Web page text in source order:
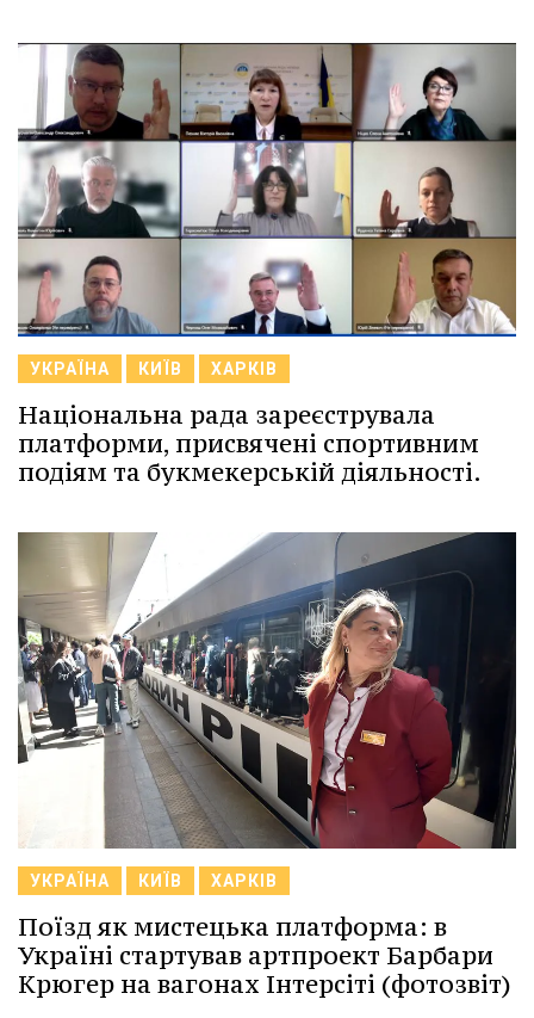
УКРАЇНА КИЇВ ХАРКІВ
Національна рада зареєструвала
платформи, присвячені спортивним
подіям та букмекерській діяльності.
УКРАЇНА КИЇВ ХАРКІВ
Поїзд як мистецька платформа: в
Україні стартував артпроект Барбари
Крюгер на вагонах Інтерсіті (фотозвіт)